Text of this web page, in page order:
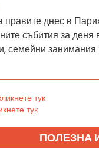
правите днес в
събития за
семейни
тук
тук
ПОЛЕЗНА